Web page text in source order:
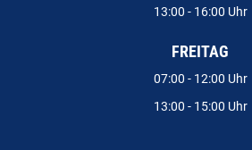
13:00 - 16:00 Uhr
FREITAG
07:00 - 12:00 Uhr
13:00 - 15:00 Uhr